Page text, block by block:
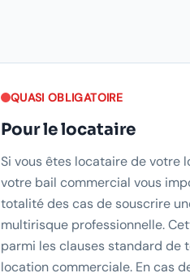
QUASI OBLIGATOIRE
Pour le locataire
Si vous êtes locataire de votre
votre bail commercial vous
totalité des cas de souscrire
multirisque professionnelle.
parmi les clauses standard de
location commerciale. En cas